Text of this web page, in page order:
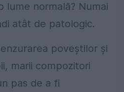
lume normală? Numai
atât de patologic.
poveștilor și
marii compozitori
pas de a fi